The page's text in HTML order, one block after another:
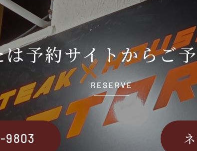
は予約サイトからご
RESERVE
9803